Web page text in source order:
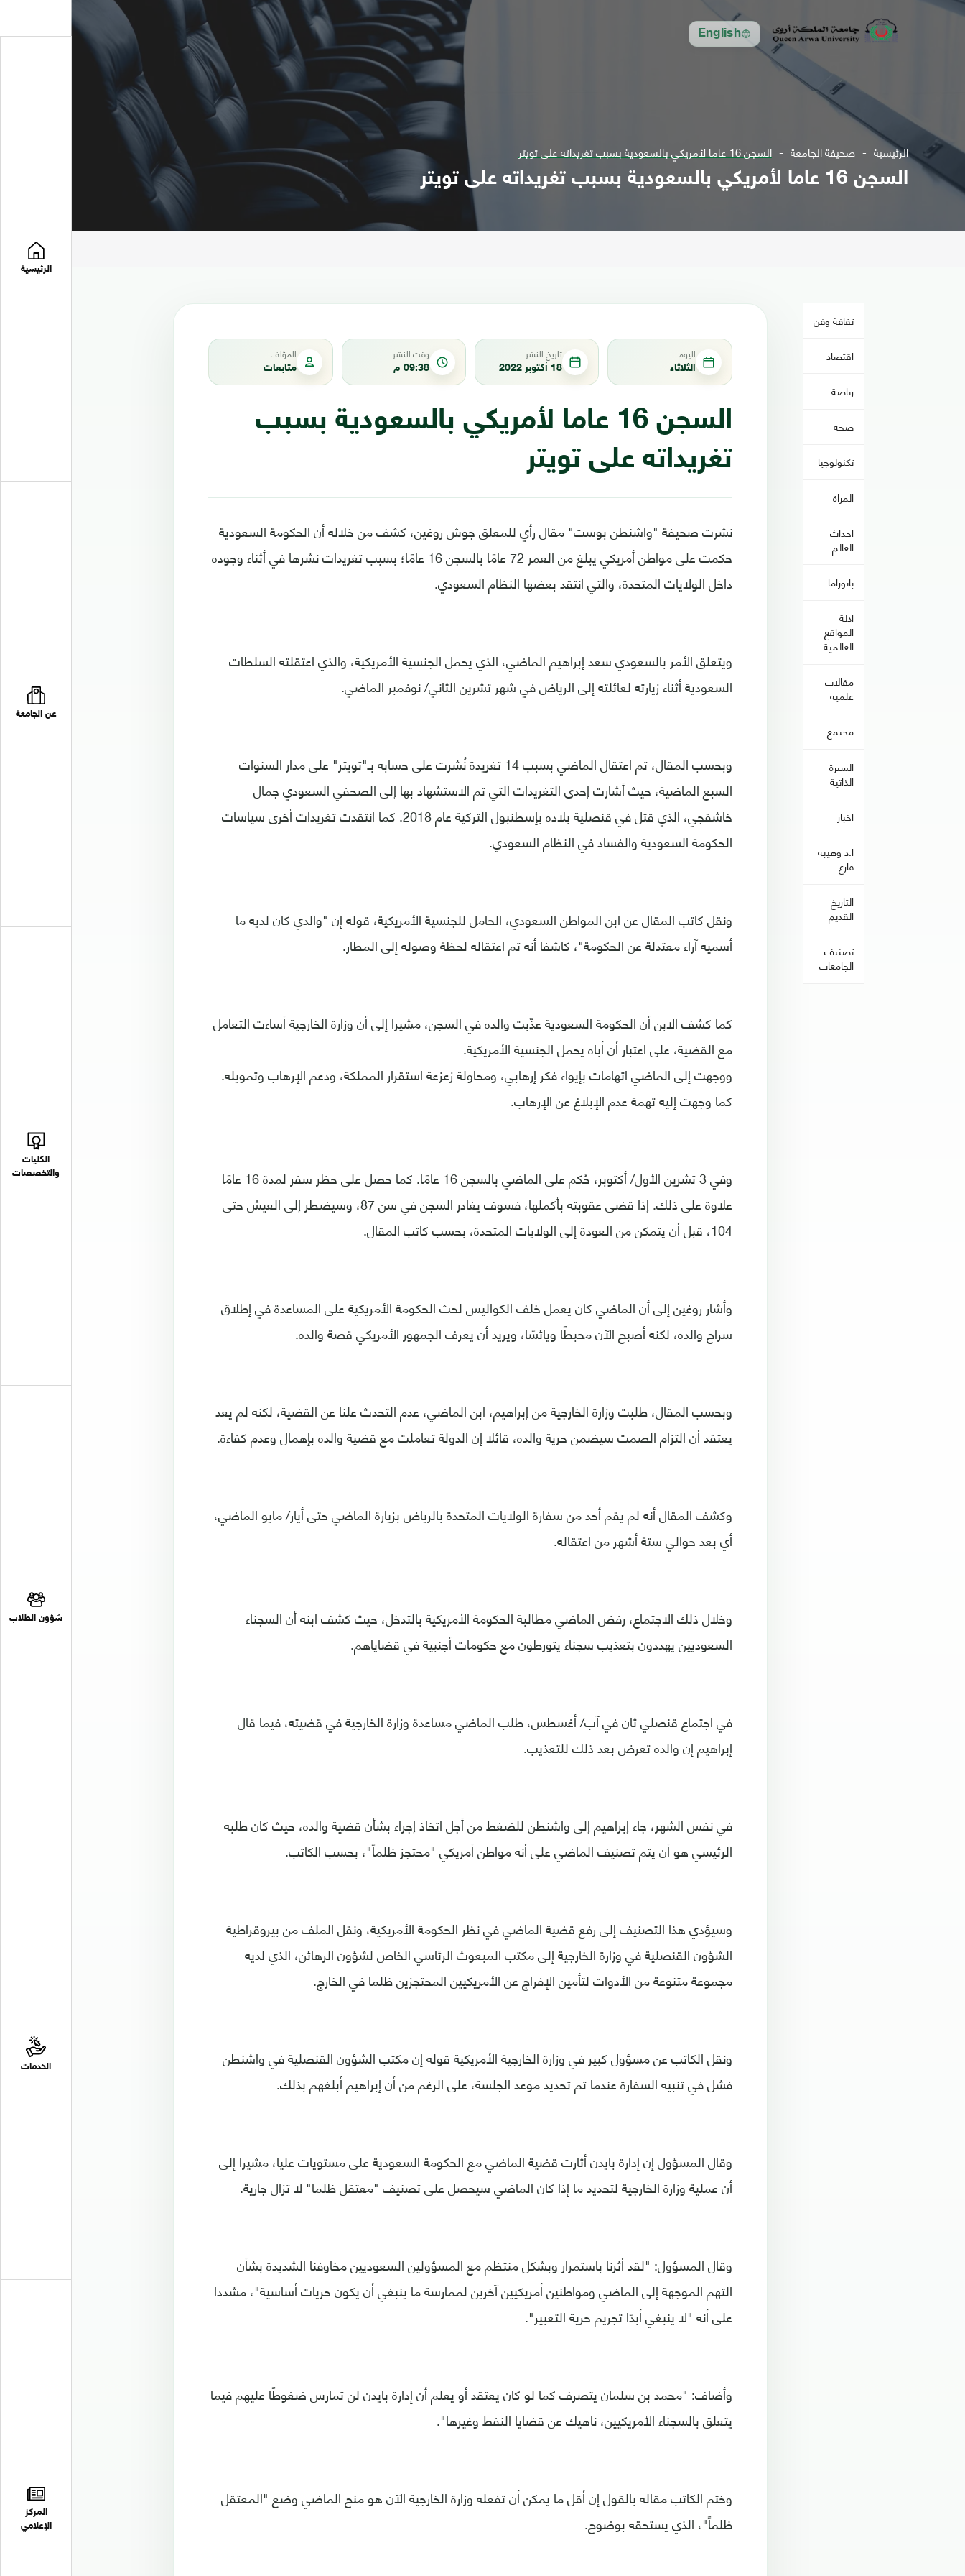
English
الرئيسية
عن الجامعة
الكليات
والتخصصات
شؤون الطلاب
الخدمات
المركز
الإعلامي
الرئيسية صحيفة الجامعة السجن 16 عاما لأمريكي بالسعودية بسبب تغريداته على تويتر
السجن 16 عاما لأمريكي بالسعودية بسبب تغريداته على تويتر
ثقافة وفن
اقتصاد
رياضة
صحه
تكنولوجيا
المراة
احداث
العالم
بانوراما
ادلة
المواقع
العالمية
مقالات
علمية
مجتمع
السيرة
الذاتية
اخبار
ا.د وهيبة
فارع
التاريخ
القديم
تصنيف
الجامعات
اليوم
الثلاثاء
تاريخ النشر
18 أكتوبر 2022
وقت النشر
09:38 م
المؤلف
متابعات
السجن 16 عاما لأمريكي بالسعودية بسبب
تغريداته على تويتر
نشرت صحيفة "واشنطن بوست" مقال رأي للمعلق جوش روغين، كشف من خلاله أن الحكومة السعودية
حكمت على مواطن أمريكي يبلغ من العمر 72 عامًا بالسجن 16 عامًا؛ بسبب تغريدات نشرها في أثناء وجوده
داخل الولايات المتحدة، والتي انتقد بعضها النظام السعودي.
ويتعلق الأمر بالسعودي سعد إبراهيم الماضي، الذي يحمل الجنسية الأمريكية، والذي اعتقلته السلطات
السعودية أثناء زيارته لعائلته إلى الرياض في شهر تشرين الثاني/ نوفمبر الماضي.
وبحسب المقال، تم اعتقال الماضي بسبب 14 تغريدة نُشرت على حسابه بـ"تويتر" على مدار السنوات
السبع الماضية، حيث أشارت إحدى التغريدات التي تم الاستشهاد بها إلى الصحفي السعودي جمال
خاشقجي، الذي قتل في قنصلية بلاده بإسطنبول التركية عام 2018. كما انتقدت تغريدات أخرى سياسات
الحكومة السعودية والفساد في النظام السعودي.
ونقل كاتب المقال عن ابن المواطن السعودي، الحامل للجنسية الأمريكية، قوله إن "والدي كان لديه ما
أسميه آراء معتدلة عن الحكومة"، كاشفا أنه تم اعتقاله لحظة وصوله إلى المطار.
كما كشف الابن أن الحكومة السعودية عذّبت والده في السجن، مشيرا إلى أن وزارة الخارجية أساءت التعامل
مع القضية، على اعتبار أن أباه يحمل الجنسية الأمريكية.
ووجهت إلى الماضي اتهامات بإيواء فكر إرهابي، ومحاولة زعزعة استقرار المملكة، ودعم الإرهاب وتمويله.
كما وجهت إليه تهمة عدم الإبلاغ عن الإرهاب.
وفي 3 تشرين الأول/ أكتوبر، حُكم على الماضي بالسجن 16 عامًا. كما حصل على حظر سفر لمدة 16 عامًا
علاوة على ذلك. إذا قضى عقوبته بأكملها، فسوف يغادر السجن في سن 87، وسيضطر إلى العيش حتى
104، قبل أن يتمكن من العودة إلى الولايات المتحدة، بحسب كاتب المقال.
وأشار روغين إلى أن الماضي كان يعمل خلف الكواليس لحث الحكومة الأمريكية على المساعدة في إطلاق
سراح والده، لكنه أصبح الآن محبطًا ويائسًا، ويريد أن يعرف الجمهور الأمريكي قصة والده.
وبحسب المقال، طلبت وزارة الخارجية من إبراهيم، ابن الماضي، عدم التحدث علنا عن القضية، لكنه لم يعد
يعتقد أن التزام الصمت سيضمن حرية والده، قائلا إن الدولة تعاملت مع قضية والده بإهمال وعدم كفاءة.
وكشف المقال أنه لم يقم أحد من سفارة الولايات المتحدة بالرياض بزيارة الماضي حتى أيار/ مايو الماضي،
أي بعد حوالي ستة أشهر من اعتقاله.
وخلال ذلك الاجتماع، رفض الماضي مطالبة الحكومة الأمريكية بالتدخل، حيث كشف ابنه أن السجناء
السعوديين يهددون بتعذيب سجناء يتورطون مع حكومات أجنبية في قضاياهم.
في اجتماع قنصلي ثان في آب/ أغسطس، طلب الماضي مساعدة وزارة الخارجية في قضيته، فيما قال
إبراهيم إن والده تعرض بعد ذلك للتعذيب.
في نفس الشهر، جاء إبراهيم إلى واشنطن للضغط من أجل اتخاذ إجراء بشأن قضية والده، حيث كان طلبه
الرئيسي هو أن يتم تصنيف الماضي على أنه مواطن أمريكي "محتجز ظلماً"، بحسب الكاتب.
وسيؤدي هذا التصنيف إلى رفع قضية الماضي في نظر الحكومة الأمريكية، ونقل الملف من بيروقراطية
الشؤون القنصلية في وزارة الخارجية إلى مكتب المبعوث الرئاسي الخاص لشؤون الرهائن، الذي لديه
مجموعة متنوعة من الأدوات لتأمين الإفراج عن الأمريكيين المحتجزين ظلما في الخارج.
ونقل الكاتب عن مسؤول كبير في وزارة الخارجية الأمريكية قوله إن مكتب الشؤون القنصلية في واشنطن
فشل في تنبيه السفارة عندما تم تحديد موعد الجلسة، على الرغم من أن إبراهيم أبلغهم بذلك.
وقال المسؤول إن إدارة بايدن أثارت قضية الماضي مع الحكومة السعودية على مستويات عليا، مشيرا إلى
أن عملية وزارة الخارجية لتحديد ما إذا كان الماضي سيحصل على تصنيف "معتقل ظلما" لا تزال جارية.
وقال المسؤول: "لقد أثرنا باستمرار وبشكل منتظم مع المسؤولين السعوديين مخاوفنا الشديدة بشأن
التهم الموجهة إلى الماضي ومواطنين أمريكيين آخرين لممارسة ما ينبغي أن يكون حريات أساسية"، مشددا
على أنه "لا ينبغي أبدًا تجريم حرية التعبير".
وأضاف: "محمد بن سلمان يتصرف كما لو كان يعتقد أو يعلم أن إدارة بايدن لن تمارس ضغوطًا عليهم فيما
يتعلق بالسجناء الأمريكيين، ناهيك عن قضايا النفط وغيرها".
وختم الكاتب مقاله بالقول إن أقل ما يمكن أن تفعله وزارة الخارجية الآن هو منح الماضي وضع "المعتقل
ظلماً"، الذي يستحقه بوضوح.